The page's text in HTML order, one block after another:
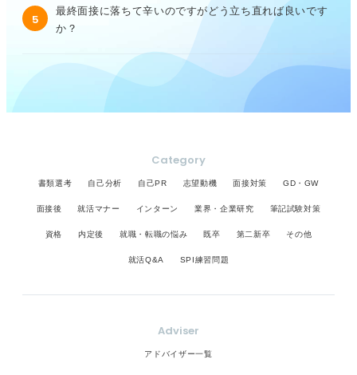
5
最終面接に落ちて辛いのですがどう立ち直れば良いです
か？
Category
書類選考 自己分析 自己PR 志望動機 面接対策 GD・GW
面接後 就活マナー インターン 業界・企業研究 筆記試験対策
資格 内定後 就職・転職の悩み 既卒 第二新卒 その他
就活Q&A SPI練習問題
Adviser
アドバイザー一覧